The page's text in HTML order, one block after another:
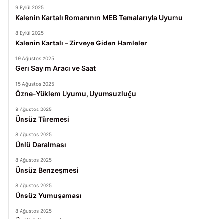
9 Eylül 2025
Kalenin Kartalı Romanının MEB Temalarıyla Uyumu
8 Eylül 2025
Kalenin Kartalı – Zirveye Giden Hamleler
19 Ağustos 2025
Geri Sayım Aracı ve Saat
15 Ağustos 2025
Özne-Yüklem Uyumu, Uyumsuzluğu
8 Ağustos 2025
Ünsüz Türemesi
8 Ağustos 2025
Ünlü Daralması
8 Ağustos 2025
Ünsüz Benzeşmesi
8 Ağustos 2025
Ünsüz Yumuşaması
8 Ağustos 2025